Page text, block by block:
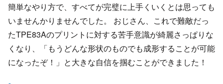
簡単なやり方で、すべてが完璧に上手くいくとは思っても
いませんかりませんでした。 おじさん、これで難敵だっ
たTPE83Aのプリントに対する苦手意識が綺麗さっぱりな
くなり、「もうどんな形状のものでも成形することが可能
になったぞ！」と大きな自信を掴むことができました！